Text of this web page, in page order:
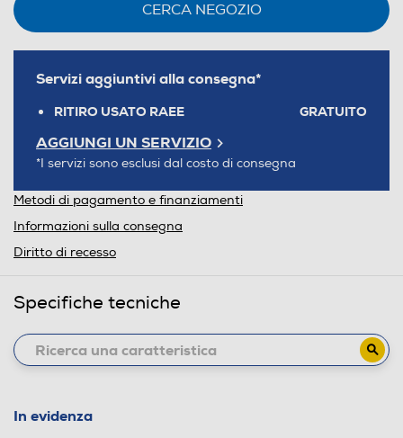
CERCA NEGOZIO
Servizi aggiuntivi alla consegna*
RITIRO USATO RAEE GRATUITO
AGGIUNGI UN SERVIZIO
*I servizi sono esclusi dal costo di consegna
Metodi di pagamento e finanziamenti
Informazioni sulla consegna
Diritto di recesso
Specifiche tecniche
In evidenza